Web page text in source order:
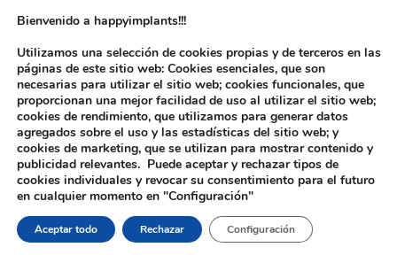
Inicio/ Productos etiquetados “Kit destornilladores Clínica”
Bienvenido a happyimplants!!!
Utilizamos una selección de cookies propias y de terceros en las
páginas de este sitio web: Cookies esenciales, que son
necesarias para utilizar el sitio web; cookies funcionales, que
proporcionan una mejor facilidad de uso al utilizar el sitio web;
cookies de rendimiento, que utilizamos para generar datos
agregados sobre el uso y las estadísticas del sitio web; y
cookies de marketing, que se utilizan para mostrar contenido y
publicidad relevantes. Puede aceptar y rechazar tipos de
cookies individuales y revocar su consentimiento para el futuro
en cualquier momento en "Configuración"
Aceptar todo Rechazar Configuración